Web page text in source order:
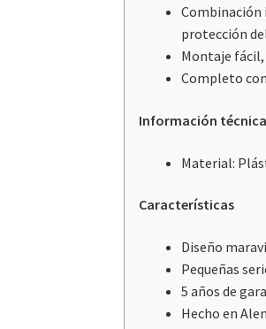
Combinación
protección
Montaje
Completo
Información
Material:
Características
Diseño
Pequeñas
5 años de
Hecho en